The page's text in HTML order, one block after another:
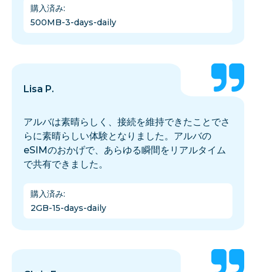
購入済み:
500MB-3-days-daily
Lisa P.
アルバは素晴らしく、接続を維持できたことでさ
らに素晴らしい体験となりました。アルバの
eSIMのおかげで、あらゆる瞬間をリアルタイム
で共有できました。
購入済み:
2GB-15-days-daily